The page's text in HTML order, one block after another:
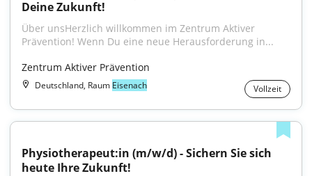
Deine Zukunft!
Über unsHerzlich willkommen im Zentrum Aktiver
Prävention! Wenn Du eine neue Herausforderung in...
Zentrum Aktiver Prävention
Deutschland, Raum Eisenach Vollzeit
Physiotherapeut:in (m/w/d) - Sichern Sie sich
heute Ihre Zukunft!